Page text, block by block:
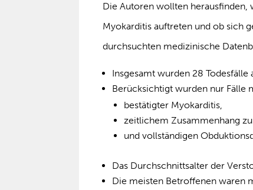
Die Autoren wollten
Myokarditis auftreten und ob sich
durchsuchten medizinische
Insgesamt wurden 28 Todesfälle
Berücksichtigt wurden nur Fälle
bestätigter Myokarditis,
zeitlichem Zusammenhang
und vollständigen
Das Durchschnittsalter der
Die meisten Betroffenen waren